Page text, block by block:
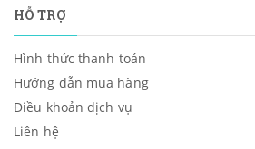
HỖ TRỢ
Hình thức thanh toán
Hướng dẫn mua hàng
Điều khoản dịch vụ
Liên hệ